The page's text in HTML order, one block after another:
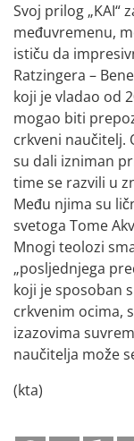
Svoj prilog „KAI“
međuvremenu,
ističu da
Ratzingera –
koji je vladao od
mogao biti
crkveni naučitelj.
su dali izniman
time se razvili u
Među njima su
svetoga Tome
Mnogi teolozi
„posljednjega
koji je sposoban
crkvenim ocima,
izazovima
naučitelja može
(kta)